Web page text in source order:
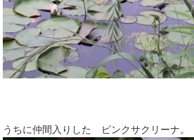
うちに仲間入りした ピンクサクリーナ。